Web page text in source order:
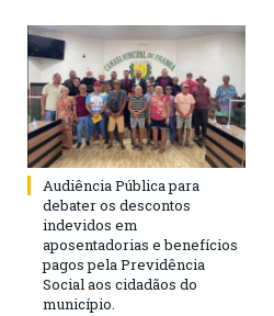
Audiência Pública para
debater os descontos
indevidos em
aposentadorias e benefícios
pagos pela Previdência
Social aos cidadãos do
município.